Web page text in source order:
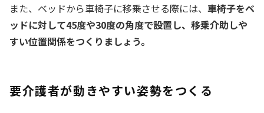
また、ベッドから車椅子に移乗させる際には、 車椅子をベ
ッドに対して45度や30度の角度で設置し、移乗介助しや
すい位置関係をつくりましょう。
要介護者が動きやすい姿勢をつくる